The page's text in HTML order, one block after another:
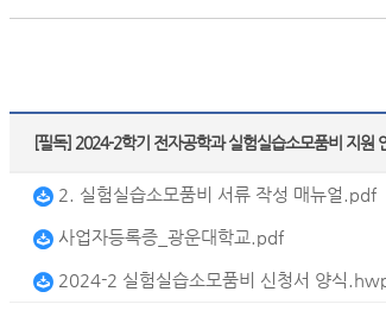
[필독] 2024-2학기 전자공학과 실험실습소모품비 지원
2. 실험실습소모품비 서류 작성 매뉴얼.pdf
사업자등록증_광운대학교.pdf
2024-2 실험실습소모품비 신청서 양식